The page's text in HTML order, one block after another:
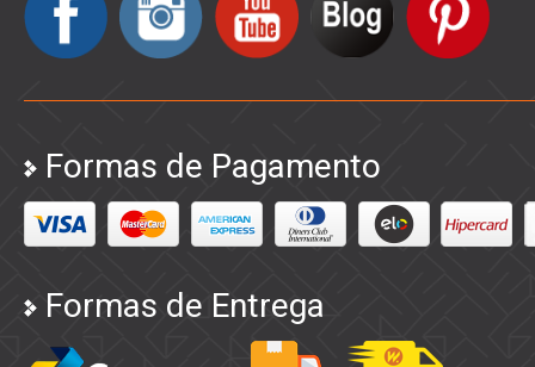
Formas de Pagamento
Formas de Entrega